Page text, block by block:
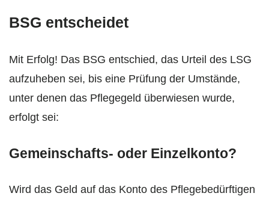
BSG entscheidet
Mit Erfolg! Das BSG entschied, das Urteil des LSG
aufzuheben sei, bis eine Prüfung der Umstände,
unter denen das Pflegegeld überwiesen wurde,
erfolgt sei:
Gemeinschafts- oder Einzelkonto?
Wird das Geld auf das Konto des Pflegebedürftigen